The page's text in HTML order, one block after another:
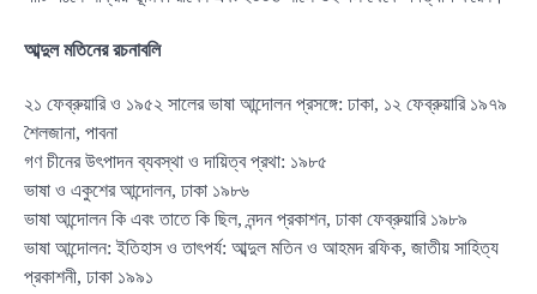
আব্দুল মতিনের রচনাবলি
২১ ফেব্রুয়ারি ও ১৯৫২ সালের ভাষা আন্দোলন প্রসঙ্গে: ঢাকা, ১২ ফেব্রুয়ারি ১৯৭৯
শৈলজানা, পাবনা
গণ চীনের উৎপাদন ব্যবস্থা ও দায়িত্ব প্রথা: ১৯৮৫
ভাষা ও একুশের আন্দোলন, ঢাকা ১৯৮৬
ভাষা আন্দোলন কি এবং তাতে কি ছিল, নন্দন প্রকাশন, ঢাকা ফেব্রুয়ারি ১৯৮৯
ভাষা আন্দোলন: ইতিহাস ও তাৎপর্য: আব্দুল মতিন ও আহমদ রফিক, জাতীয় সাহিত্য
প্রকাশনী, ঢাকা ১৯৯১